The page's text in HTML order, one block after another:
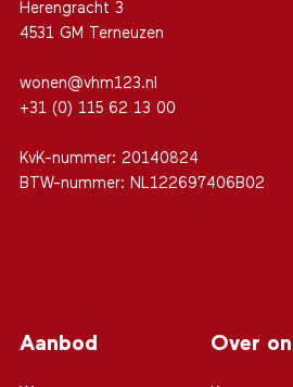
Herengracht 3
4531 GM Terneuzen
wonen@vhm123.nl
+31 (0) 115 62 13 00
KvK-nummer: 20140824
BTW-nummer: NL122697406B02
Aanbod Over